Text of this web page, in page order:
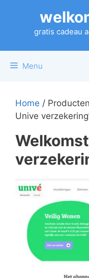
gratis cadeau
Menu
Home /
Unive